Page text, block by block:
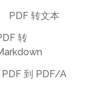
PDF 转文本
转
PDF 到 PDF/A